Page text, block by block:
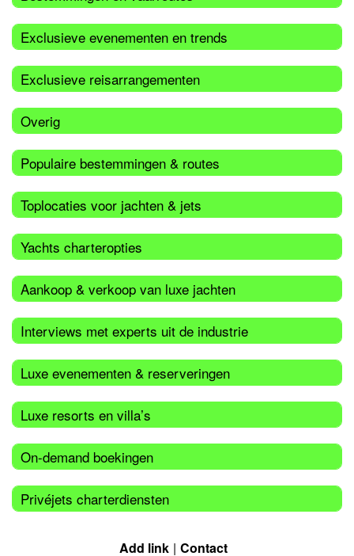
Exclusieve evenementen en trends
Exclusieve reisarrangementen
Overig
Populaire bestemmingen & routes
Toplocaties voor jachten & jets
Yachts charteropties
Aankoop & verkoop van luxe jachten
Interviews met experts uit de industrie
Luxe evenementen & reserveringen
Luxe resorts en villa’s
On-demand boekingen
Privéjets charterdiensten
Add link Contact